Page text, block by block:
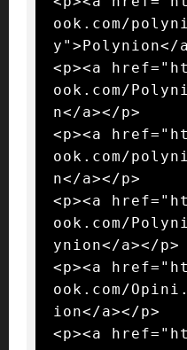
ook.com/
y">Polynion</
<p><a
ook.com/
n</a></p>
<p><a
ook.com/
n</a></p>
<p><a
ook.com/
ynion</a></p>
<p><a
ook.com/
ion</a></p>
<p><a